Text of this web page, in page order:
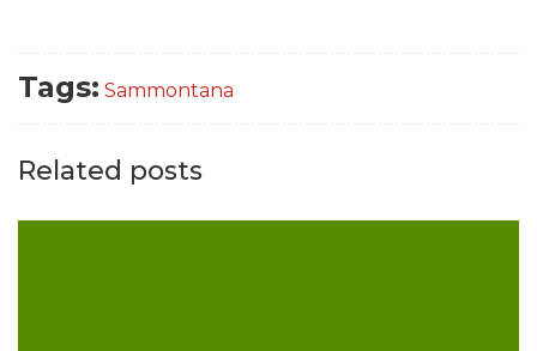
Tags: Sammontana
Related posts